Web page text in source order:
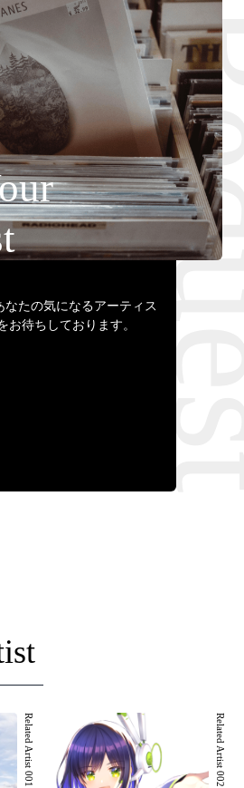
たの気になるアーティス
お待ちしております。
Related Artist 001 Related Artist 002